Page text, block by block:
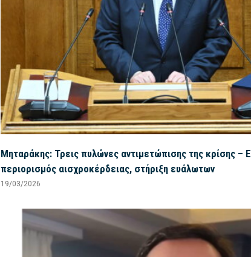
Μηταράκης: Τρεις πυλώνες αντιμετώπισης της κρίσης –
περιορισμός αισχροκέρδειας, στήριξη ευάλωτων
19/03/2026